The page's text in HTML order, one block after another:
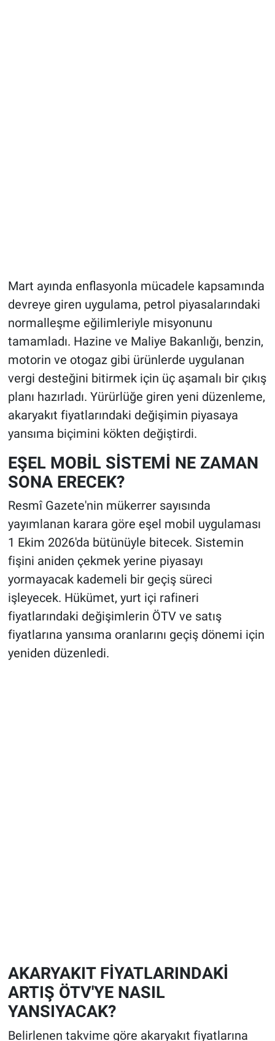
Mart ayında enflasyonla mücadele kapsamında
devreye giren uygulama, petrol piyasalarındaki
normalleşme eğilimleriyle misyonunu
tamamladı. Hazine ve Maliye Bakanlığı, benzin,
motorin ve otogaz gibi ürünlerde uygulanan
vergi desteğini bitirmek için üç aşamalı bir çıkış
planı hazırladı. Yürürlüğe giren yeni düzenleme,
akaryakıt fiyatlarındaki değişimin piyasaya
yansıma biçimini kökten değiştirdi.
EŞEL MOBİL SİSTEMİ NE ZAMAN
SONA ERECEK?
Resmî Gazete'nin mükerrer sayısında
yayımlanan karara göre eşel mobil uygulaması
1 Ekim 2026'da bütünüyle bitecek. Sistemin
fişini aniden çekmek yerine piyasayı
yormayacak kademeli bir geçiş süreci
işleyecek. Hükümet, yurt içi rafineri
fiyatlarındaki değişimlerin ÖTV ve satış
fiyatlarına yansıma oranlarını geçiş dönemi için
yeniden düzenledi.
AKARYAKIT FİYATLARINDAKİ
ARTIŞ ÖTV'YE NASIL
YANSIYACAK?
Belirlenen takvime göre akaryakıt fiyatlarına